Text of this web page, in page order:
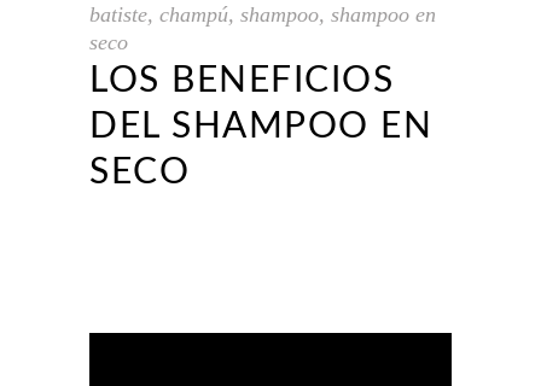
batiste, champú, shampoo, shampoo en
seco
LOS BENEFICIOS
DEL SHAMPOO EN
SECO